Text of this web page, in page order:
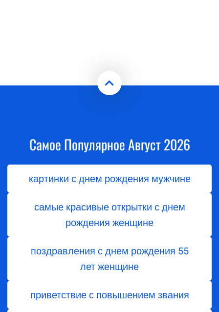
Самое Популярное Август 2026
картинки с днем рождения мужчине
самые красивые открытки с днем
рождения женщине
поздравления с днем ​​рождения 55
лет женщине
приветствие с повышением звания